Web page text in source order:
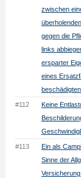
zwischen
gegen die
links
ersparter
eines
#112
Keine
#113
Ein als
Sinne der